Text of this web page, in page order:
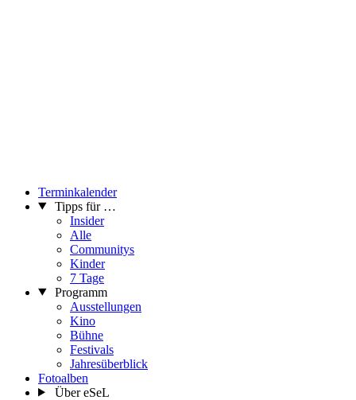
Terminkalender
Tipps für …
Insider
Alle
Communitys
Kinder
7 Tage
Programm
Ausstellungen
Kino
Bühne
Festivals
Jahresüberblick
Fotoalben
Über eSeL